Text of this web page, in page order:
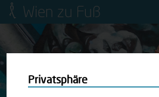
Wien zu Fuß
Mobilitätsbildung für
Jugendliche
Ringstraße-
Privatsphäre